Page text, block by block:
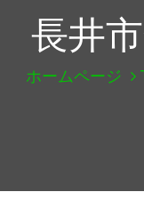
長井
ホームページ